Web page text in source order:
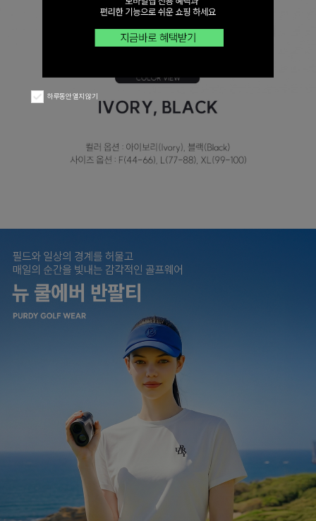
하루동안 열지 않기